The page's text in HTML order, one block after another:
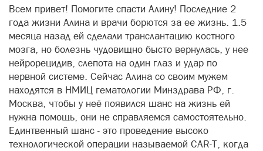
Всем привет! Помогите спасти Алину! Последние 2
года жизни Алина и врачи борются за ее жизнь. 1.5
месяца назад ей сделали транслантацию костного
мозга, но болезнь чудовищно бысто вернулась, у нее
нейрорецидив, слепота на один глаз и удар по
нервной системе. Сейчас Алина со своим мужем
находятся в НМИЦ гематологии Минздрава РФ, г.
Москва, чтобы у неё появился шанс на жизнь ей
нужна помощь, они не справляемся самостоятельно.
Единтвенный шанс - это проведение высоко
технологической операции называемой CAR-T, когда